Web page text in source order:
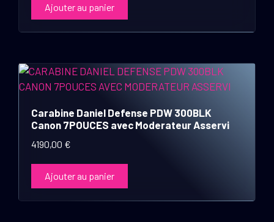
Ajouter au panier
Carabine Daniel Defense PDW 300BLK
Canon 7POUCES avec Moderateur Asservi
4190,00 €
Ajouter au panier